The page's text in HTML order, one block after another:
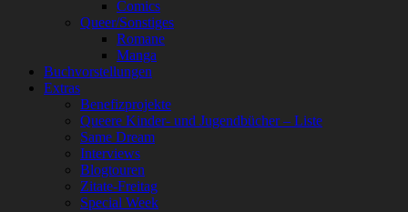
Comics
Queer/Sonstiges
Romane
Manga
Buchvorstellungen
Extras
Benefizprojekte
Queere Kinder- und Jugendbücher – Liste
Same Dream
Interviews
Blogtouren
Zitate-Freitag
Special Week